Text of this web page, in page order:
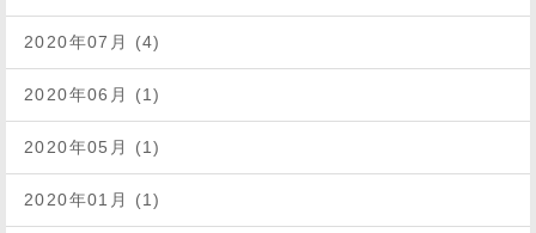
2020年07月 (4)
2020年06月 (1)
2020年05月 (1)
2020年01月 (1)